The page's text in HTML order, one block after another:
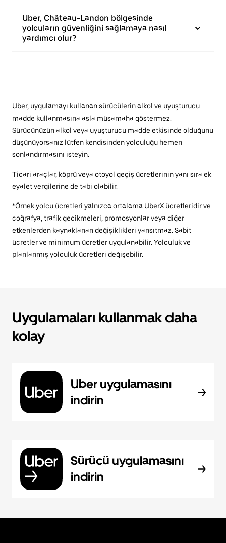
Uber, Château-Landon bölgesinde
yolcuların güvenliğini sağlamaya nasıl
yardımcı olur?
Uber, uygulamayı kullanan sürücülerin alkol ve uyuşturucu
madde kullanmasına asla müsamaha göstermez.
Sürücünüzün alkol veya uyuşturucu madde etkisinde olduğunu
düşünüyorsanız lütfen kendisinden yolculuğu hemen
sonlandırmasını isteyin.
Ticari araçlar, köprü veya otoyol geçiş ücretlerinin yanı sıra ek
eyalet vergilerine de tabi olabilir.
*Örnek yolcu ücretleri yalnızca ortalama UberX ücretleridir ve
coğrafya, trafik gecikmeleri, promosyonlar veya diğer
etkenlerden kaynaklanan değişiklikleri yansıtmaz. Sabit
ücretler ve minimum ücretler uygulanabilir. Yolculuk ve
planlanmış yolculuk ücretleri değişebilir.
Uygulamaları kullanmak daha
kolay
Uber uygulamasını
indirin
Sürücü uygulamasını
indirin